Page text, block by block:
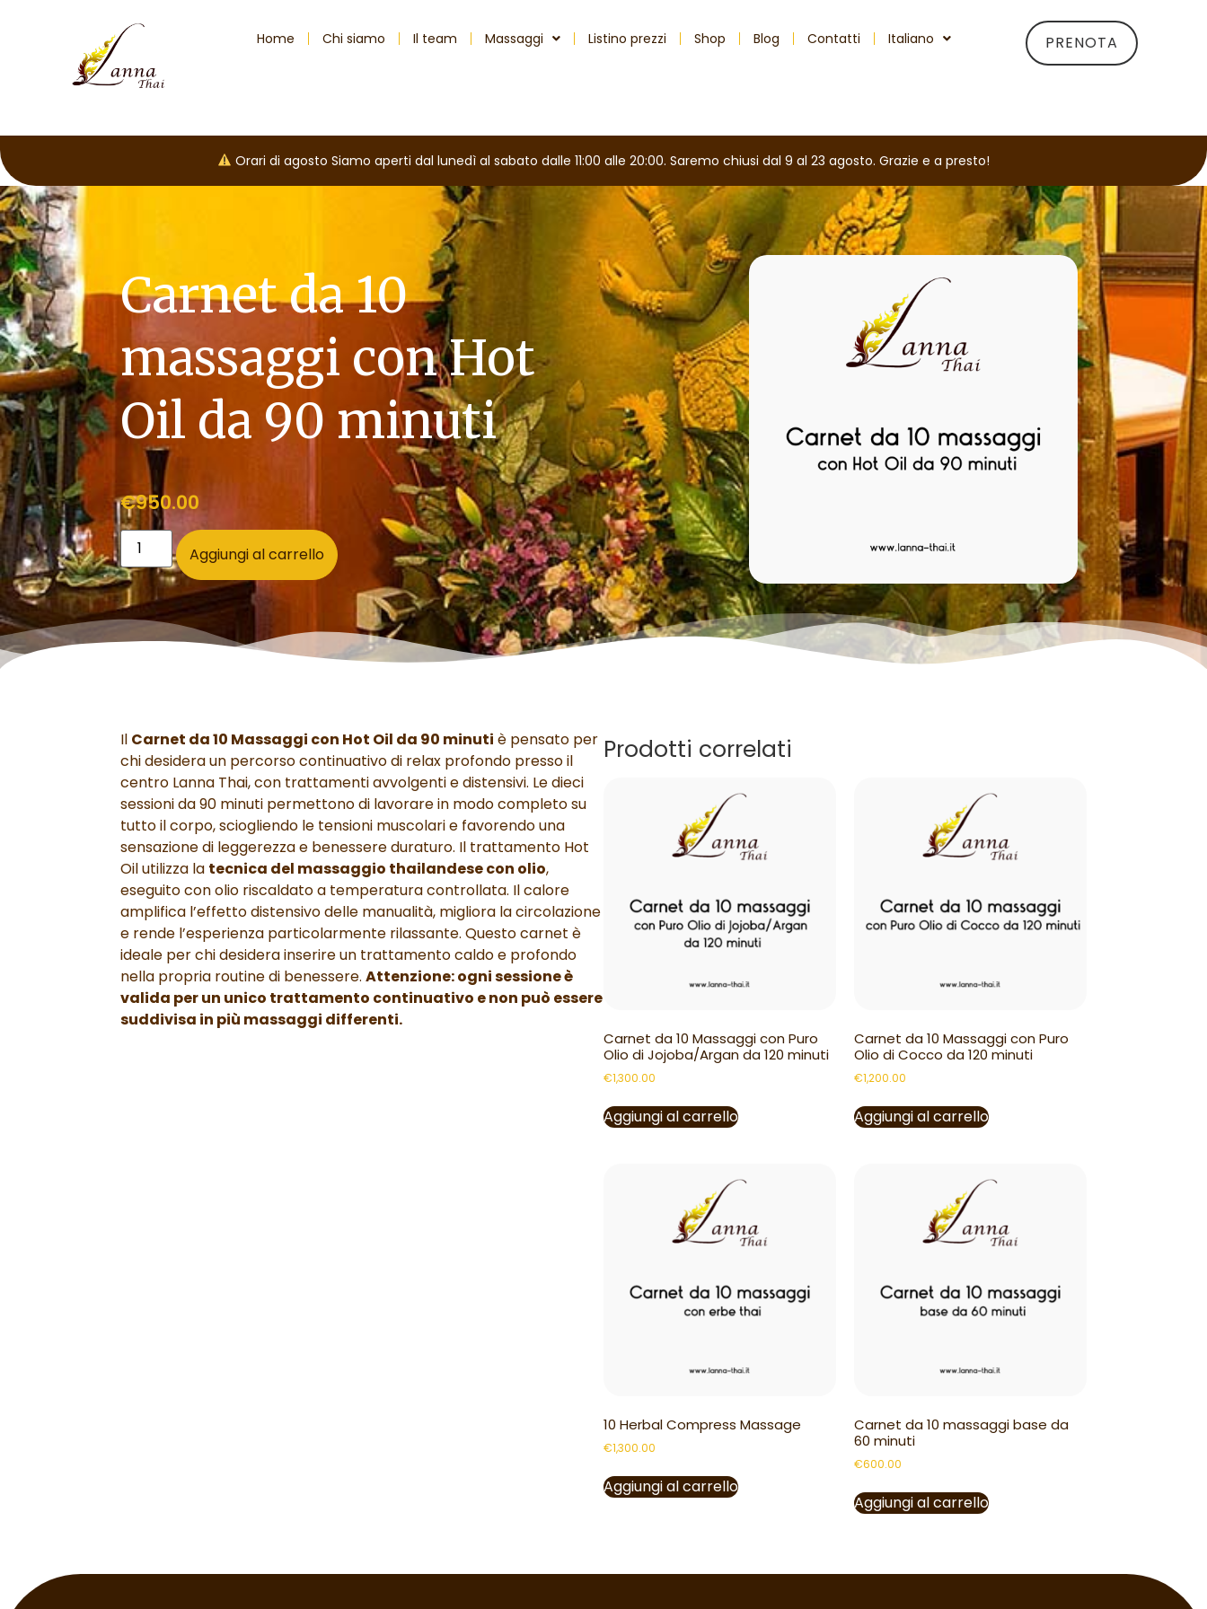
Home Chi siamo Il team Massaggi Listino prezzi Shop Blog Contatti Italiano PRENOTA
Orari di agosto Siamo aperti dal lunedì al sabato dalle 11:00 alle 20:00. Saremo chiusi dal 9 al 23 agosto. Grazie e a presto!
Carnet da 10
massaggi con Hot
Oil da 90 minuti
€950.00
Aggiungi al carrello
Il Carnet da 10 Massaggi con Hot Oil da 90 minuti è pensato per
chi desidera un percorso continuativo di relax profondo presso il
centro Lanna Thai, con trattamenti avvolgenti e distensivi. Le dieci
sessioni da 90 minuti permettono di lavorare in modo completo su
tutto il corpo, sciogliendo le tensioni muscolari e favorendo una
sensazione di leggerezza e benessere duraturo. Il trattamento Hot
Oil utilizza la tecnica del massaggio thailandese con olio,
eseguito con olio riscaldato a temperatura controllata. Il calore
amplifica l’effetto distensivo delle manualità, migliora la circolazione
e rende l’esperienza particolarmente rilassante. Questo carnet è
ideale per chi desidera inserire un trattamento caldo e profondo
nella propria routine di benessere.Attenzione: ogni sessione è
valida per un unico trattamento continuativo e non può essere
suddivisa in più massaggi differenti.
Prodotti correlati
Carnet da 10 Massaggi con Puro
Olio di Jojoba/Argan da 120 minuti
€1,300.00
Aggiungi al carrello
Carnet da 10 Massaggi con Puro
Olio di Cocco da 120 minuti
€1,200.00
Aggiungi al carrello
10 Herbal Compress Massage
€1,300.00
Aggiungi al carrello
Carnet da 10 massaggi base da
60 minuti
€600.00
Aggiungi al carrello